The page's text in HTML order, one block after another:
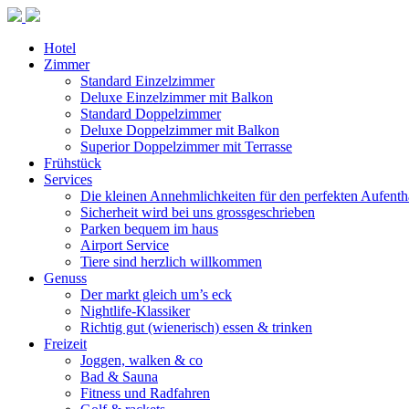
Hotel
Zimmer
Standard Einzelzimmer
Deluxe Einzelzimmer mit Balkon
Standard Doppelzimmer
Deluxe Doppelzimmer mit Balkon
Superior Doppelzimmer mit Terrasse
Frühstück
Services
Die kleinen Annehmlichkeiten für den perfekten
Sicherheit wird bei uns grossgeschrieben
Parken bequem im haus
Airport Service
Tiere sind herzlich willkommen
Genuss
Der markt gleich um’s eck
Nightlife-Klassiker
Richtig gut (wienerisch) essen & trinken
Freizeit
Joggen, walken & co
Bad & Sauna
Fitness und Radfahren